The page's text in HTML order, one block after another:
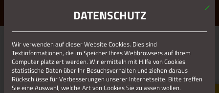
ERLEBE STOLBERG.ERLEBE DICH.
01.01.1970
ARNOLDSMÜHLE_AUSSEN_2
Mit
DATENSCHUTZ
Wir verwenden auf dieser Website Cookies. Dies sind
Textinformationen, die im Speicher Ihres Webbrowsers auf Ihrem
Computer platziert werden. Wir ermitteln mit Hilfe von Cookies
statistische Daten über Ihr Besuchsverhalten und ziehen daraus
Rückschlüsse für Verbesserungen unserer Internetseite. Bitte treffen
Sie eine Auswahl, welche Art von Cookies Sie zulassen wollen.